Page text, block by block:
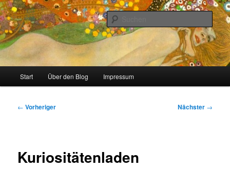
Zum
primären
Inhalt
springenmeinzigartig
Stricken, Nähen und alles was man selber machen kann
Start Über den Blog Impressum
Beitragsnavigation
← Vorheriger Nächster →
Kuriositätenladen